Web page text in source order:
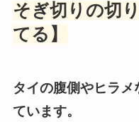
そぎ切りの切
てる】
タイの腹側やヒラ
ています。